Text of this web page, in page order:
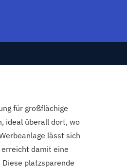
für großflächige
ideal überall dort, wo
lässt sich
erreicht damit eine
platzsparende